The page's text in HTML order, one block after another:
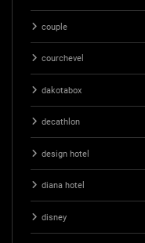
couple
courchevel
dakotabox
decathlon
design hotel
diana hotel
disney